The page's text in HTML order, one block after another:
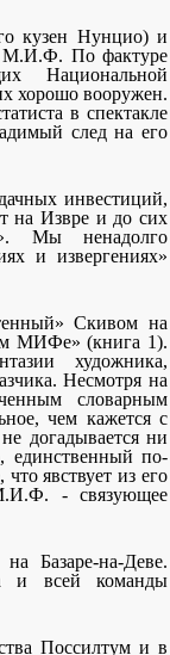
кузен Нунцио) и
М.И.Ф. По фактуре
Национальной
хорошо вооружен.
в спектакле
след на его
инвестиций,
на Извре и до сих
Мы ненадолго
и извергениях»
Скивом на
МИФе» (книга 1).
художника,
Несмотря на
словарным
чем кажется с
догадывается ни
единственный по-
явствует из его
- связующее
Базаре-на-Деве.
и всей команды
Поссилтум и в